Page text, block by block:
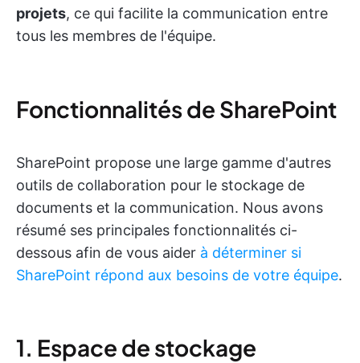
projets, ce qui facilite la communication entre
tous les membres de l'équipe.
Fonctionnalités de SharePoint
SharePoint propose une large gamme d'autres
outils de collaboration pour le stockage de
documents et la communication. Nous avons
résumé ses principales fonctionnalités ci-
dessous afin de vous aider à déterminer si
SharePoint répond aux besoins de votre équipe.
1. Espace de stockage